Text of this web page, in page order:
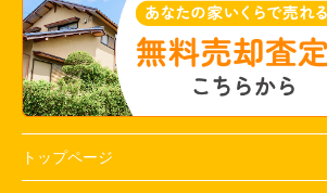
トップページ